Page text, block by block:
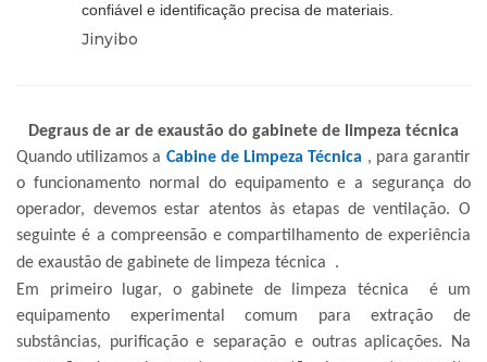
confiável e identificação precisa de materiais.
Jinyibo
Degraus de ar de exaustão do gabinete de limpeza técnica
Quando utilizamos a Cabine de Limpeza Técnica , para garantir
o funcionamento normal do equipamento e a segurança do
operador, devemos estar atentos às etapas de ventilação. O
seguinte é a compreensão e compartilhamento de experiência
de exaustão de gabinete de limpeza técnica
.
Em primeiro lugar, o gabinete de limpeza técnica
é um
equipamento experimental comum para extração de
substâncias, purificação e separação e outras aplicações. Na